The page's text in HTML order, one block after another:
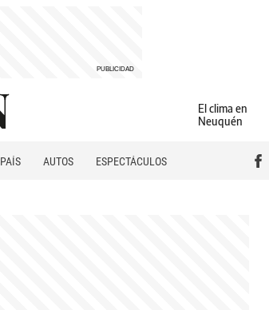
El clima en
Neuquén
PAÍS AUTOS
ESPECTÁCULOS